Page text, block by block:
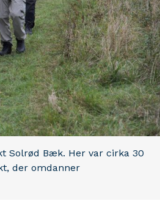
Solrød Bæk. Her var cirka 30
der omdanner